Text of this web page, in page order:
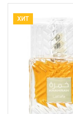
ХИТ